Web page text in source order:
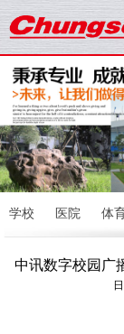
学校 医院 体
中讯数字校园广